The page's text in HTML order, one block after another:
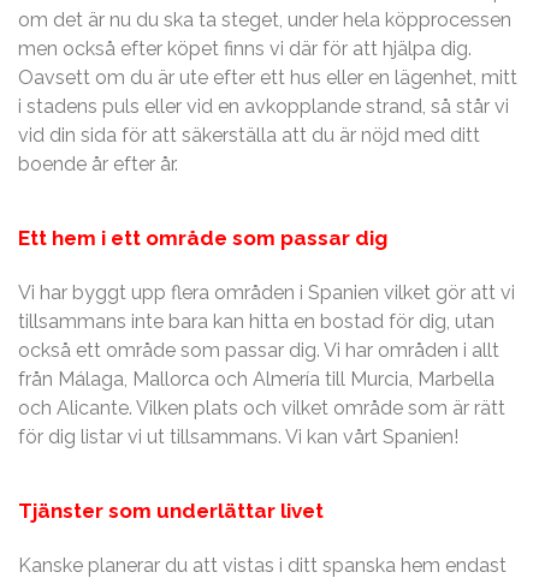
om det är nu du ska ta steget, under hela köpprocessen
men också efter köpet finns vi där för att hjälpa dig.
Oavsett om du är ute efter ett hus eller en lägenhet, mitt
i stadens puls eller vid en avkopplande strand, så står vi
vid din sida för att säkerställa att du är nöjd med ditt
boende år efter år.
Ett hem i ett område som passar dig
Vi har byggt upp flera områden i Spanien vilket gör att vi
tillsammans inte bara kan hitta en bostad för dig, utan
också ett område som passar dig. Vi har områden i allt
från Málaga, Mallorca och Almería till Murcia, Marbella
och Alicante. Vilken plats och vilket område som är rätt
för dig listar vi ut tillsammans. Vi kan vårt Spanien!
Tjänster som underlättar livet
Kanske planerar du att vistas i ditt spanska hem endast